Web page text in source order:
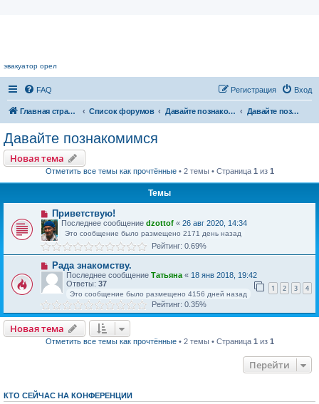
эвакуатор орел
FAQ Вход
Регистрация
Главная страница Список форумов Давайте познакомимся. Давайте познакомимся
Давайте познакомимся
Новая тема
Отметить все темы как прочтённые• 2 темы • Страница 1 из 1
Темы
Приветствую!
Последнее сообщение dzottof « 26 авг 2020, 14:34
Это сообщение было размещено 2171 день назад
Рейтинг: 0.69%
Рада знакомству.
Последнее сообщение Татьяна « 18 янв 2018, 19:42
Ответы: 37 1 2 3 4
Это сообщение было размещено 4156 дней назад
Рейтинг: 0.35%
Новая тема
Отметить все темы как прочтённые• 2 темы • Страница 1 из 1
Перейти
КТО СЕЙЧАС НА КОНФЕРЕНЦИИ